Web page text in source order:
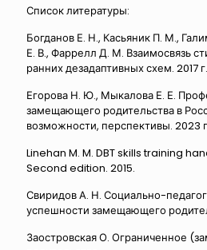
Список литературы:
Богданов Е. Н., Касьяник П. М.,
Е. В., Фаррелл Д. М. Взаимосвязь
ранних дезадаптивных схем. 2017 г.
Егорова Н. Ю., Мыкалова Е. Е.
замещающего родительства в
возможности, перспективы. 2023
Linehan M. M. DBT skills training
Second edition. 2015.
Свиридов А. Н. Социально-
успешности замещающего
Заостровская О. Ограниченное